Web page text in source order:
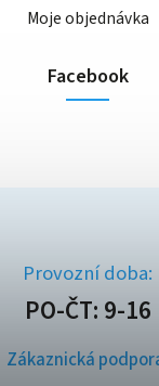
Zákaznická
Moje objednávka
Facebook